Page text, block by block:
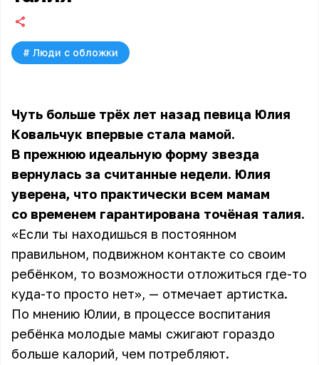
# Люди с обложки
Чуть больше трёх лет назад певица Юлия
Ковальчук впервые стала мамой.
В прежнюю идеальную форму звезда
вернулась за считанные недели. Юлия
уверена, что практически всем мамам
со временем гарантирована точёная талия.
«Если ты находишься в постоянном
правильном, подвижном контакте со своим
ребёнком, то возможности отложиться где-то
куда-то просто нет», — отмечает артистка.
По мнению Юлии, в процессе воспитания
ребёнка молодые мамы сжигают гораздо
больше калорий, чем потребляют.